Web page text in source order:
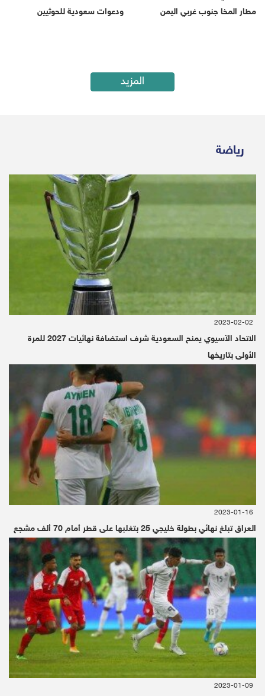
مطار المخا جنوب غربي اليمن
ودعوات سعودية للحوثيين
المزيد
رياضة
2023-02-02
الاتحاد الآسيوي يمنح السعودية شرف استضافة نهائيات 2027 للمرة
الأولى بتاريخها
2023-01-16
العراق تبلغ نهائي بطولة خليجي 25 بتغلبها على قطر أمام 70 ألف مشجع
2023-01-09